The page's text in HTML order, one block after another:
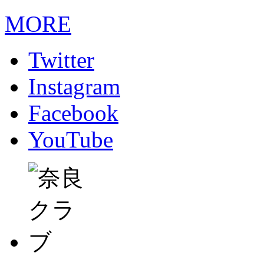
MORE
Twitter
Instagram
Facebook
YouTube